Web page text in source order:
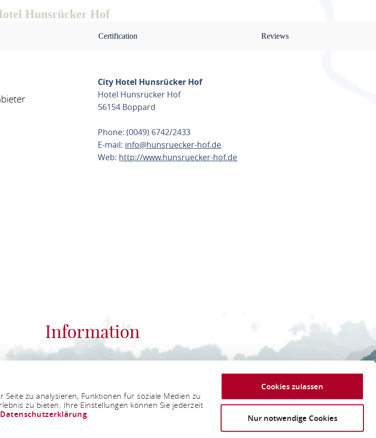
zu analysieren, Funktionen für soziale Medien zu
zu bieten. Ihre Einstellungen können Sie jederzeit
Datenschutzerklärung
Cookies zulassen
Nur notwendige Cookies
Hunsrücker Hof
Certification Reviews
City Hotel Hunsrücker Hof
Hotel Hunsrücker Hof
56154 Boppard
Phone: (0049) 6742/2433
E-mail: info@hunsruecker-hof.de
Web: http://www.hunsruecker-hof.de
Information
56075 Koblenz